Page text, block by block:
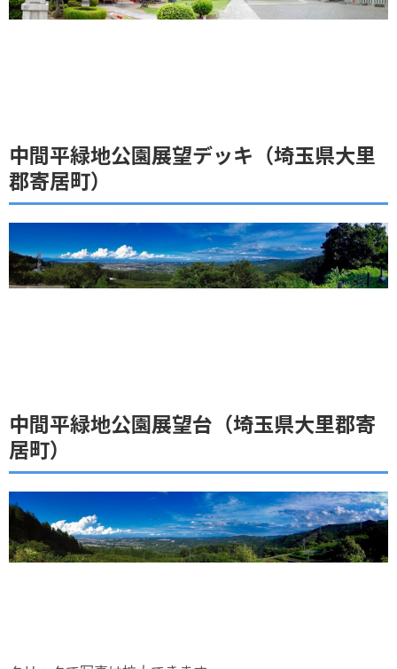
中間平緑地公園展望デッキ（埼玉県大里
郡寄居町）
中間平緑地公園展望台（埼玉県大里郡寄
居町）